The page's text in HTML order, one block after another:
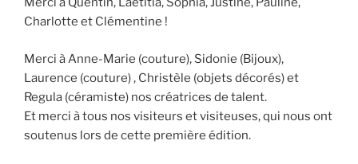
Charlotte et Clémentine !
Merci à Anne-Marie (couture), Sidonie (Bijoux),
Laurence (couture) , Christèle (objets décorés) et
Regula (céramiste) nos créatrices de talent.
Et merci à tous nos visiteurs et visiteuses, qui nous ont
soutenus lors de cette première édition.